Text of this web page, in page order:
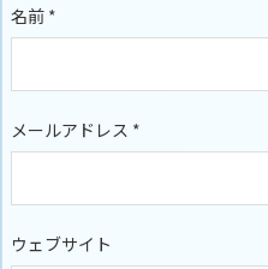
名前 *
メールアドレス *
ウェブサイト